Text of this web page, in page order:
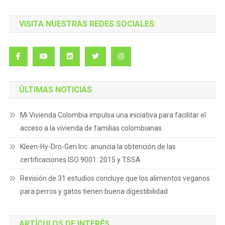
VISITA NUESTRAS REDES SOCIALES:
ÚLTIMAS NOTICIAS
Mi Vivienda Colombia impulsa una iniciativa para facilitar el
acceso a la vivienda de familias colombianas
Kleen-Hy-Dro-Gen Inc. anuncia la obtención de las
certificaciones ISO 9001: 2015 y TSSA
Revisión de 31 estudios concluye que los alimentos veganos
para perros y gatos tienen buena digestibilidad